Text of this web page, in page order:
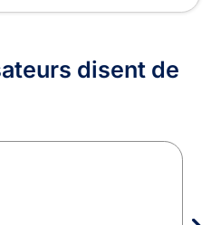
disent de